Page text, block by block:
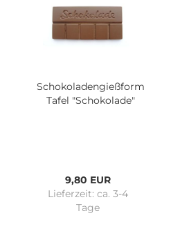
Schokoladengießform
Tafel "Schokolade"
9,80 EUR
Lieferzeit: ca. 3-4
Tage